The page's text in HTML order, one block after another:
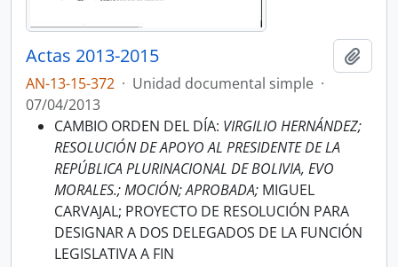
Actas 2013-2015
AN-13-15-372 · Unidad documental simple ·
07/04/2013
CAMBIO ORDEN DEL DÍA: VIRGILIO HERNÁNDEZ;
RESOLUCIÓN DE APOYO AL PRESIDENTE DE LA
REPÚBLICA PLURINACIONAL DE BOLIVIA, EVO
MORALES.; MOCIÓN; APROBADA; MIGUEL
CARVAJAL; PROYECTO DE RESOLUCIÓN PARA
DESIGNAR A DOS DELEGADOS DE LA FUNCIÓN
LEGISLATIVA A FIN